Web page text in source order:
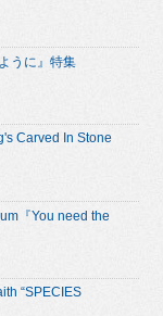
うに』特集
Carved In Stone
『You need the
“SPECIES